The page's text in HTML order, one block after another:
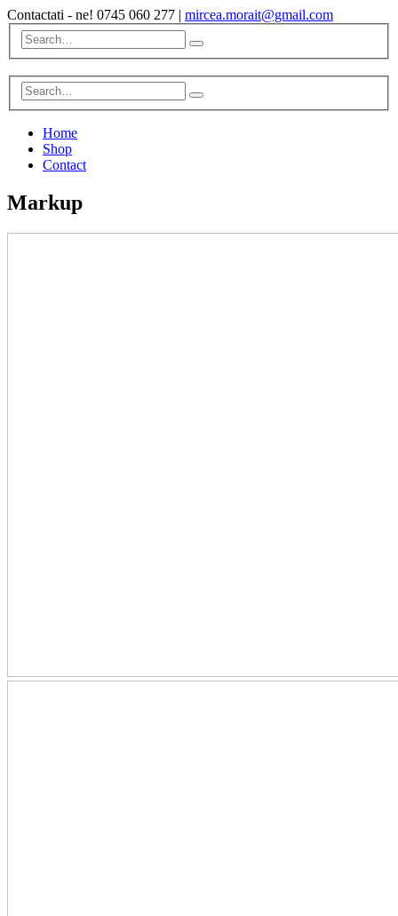
Contactati - ne! 0745 060 277 | mircea.morait@gmail.com
Home
Shop
Contact
Markup